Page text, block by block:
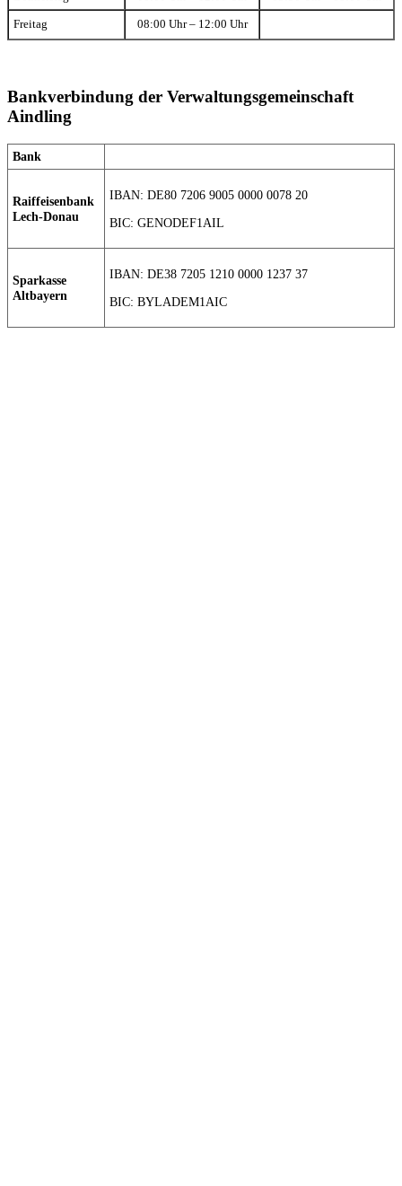
Freitag 08:00 Uhr – 12:00 Uhr
Bankverbindung der Verwaltungsgemeinschaft
Aindling
Bank
Raiffeisenbank
Lech-Donau
IBAN: DE80 7206 9005 0000 0078 20
BIC: GENODEF1AIL
Sparkasse
Altbayern
IBAN: DE38 7205 1210 0000 1237 37
BIC: BYLADEM1AIC